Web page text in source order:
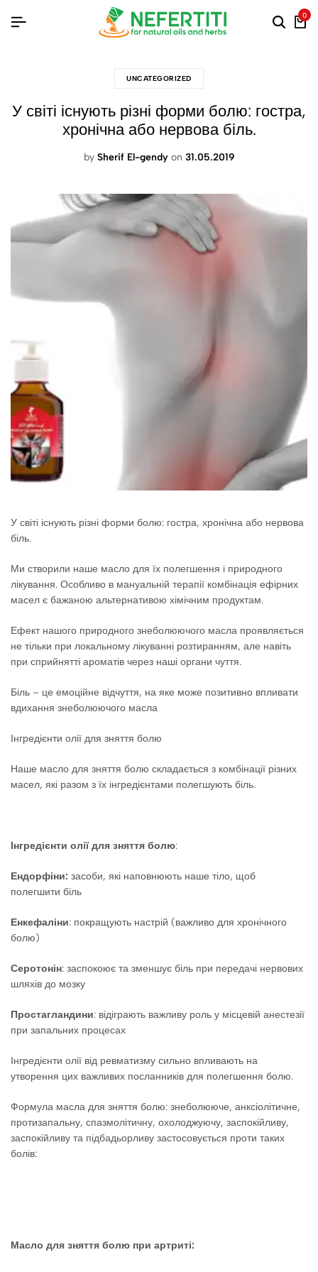
0
UNCATEGORIZED
У світі існують різні форми болю: гостра,
хронічна або нервова біль.
by Sherif El-gendy on 31.05.2019
У світі існують різні форми болю: гостра, хронічна або нервова
біль.
Ми створили наше масло для їх полегшення і природного
лікування. Особливо в мануальній терапії комбінація ефірних
масел є бажаною альтернативою хімічним продуктам.
Ефект нашого природного знеболюючого масла проявляється
не тільки при локальному лікуванні розтиранням, але навіть
при сприйнятті ароматів через наші органи чуття.
Біль – це емоційне відчуття, на яке може позитивно впливати
вдихання знеболюючого масла
Інгредієнти олії для зняття болю
Наше масло для зняття болю складається з комбінації різних
масел, які разом з їх інгредієнтами полегшують біль.
Інгредієнти олії для зняття болю:
Ендорфіни: засоби, які наповнюють наше тіло, щоб
полегшити біль
Енкефаліни: покращують настрій (важливо для хронічного
болю)
Серотонін: заспокоює та зменшує біль при передачі нервових
шляхів до мозку
Простагландини: відіграють важливу роль у місцевій анестезії
при запальних процесах
Інгредієнти олії від ревматизму сильно впливають на
утворення цих важливих посланників для полегшення болю.
Формула масла для зняття болю: знеболююче, анксіолітичне,
протизапальну, спазмолітичну, охолоджуючу, заспокійливу,
заспокійливу та підбадьорливу застосовується проти таких
болів:
Масло для зняття болю при артриті: